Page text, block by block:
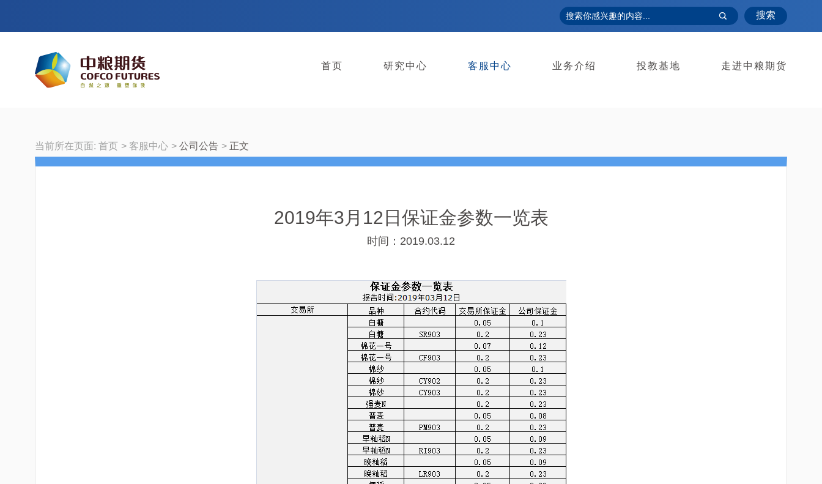
搜索
首页 研究中心 客服中心 业务介绍 投教基地 走进中粮期货
当前所在页面: 首页 客服中心 公司公告 正文
2019年3月12日保证金参数一览表
时间：2019.03.12